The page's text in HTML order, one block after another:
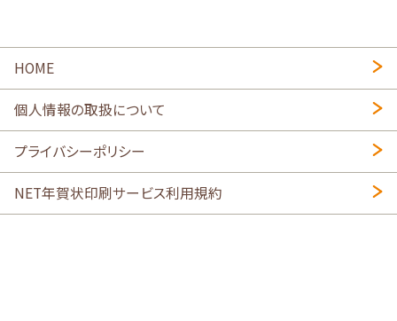
HOME
個人情報の取扱について
プライバシーポリシー
NET年賀状印刷サービス利用規約